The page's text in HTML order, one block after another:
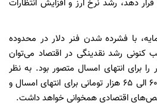
قرار دهد، رشد نرخ ارز و افزایش انتظارات
با فشرده شدن فنر دلار در محدوده
کنونی رشد نقدینگی در اقتصاد می‌توان
را برای انتهای امسال متصور بود. به نظر
می‌رسد در شرایط عادی دلار ۶۰ الی ۶۵ هزار تومانی برای انتهای امسال و